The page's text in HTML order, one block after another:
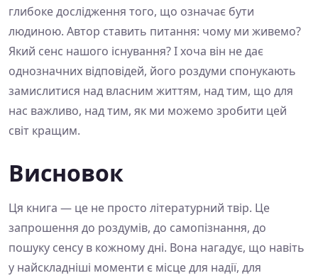
глибоке дослідження того, що означає бути
людиною. Автор ставить питання: чому ми живемо?
Який сенс нашого існування? І хоча він не дає
однозначних відповідей, його роздуми спонукають
замислитися над власним життям, над тим, що для
нас важливо, над тим, як ми можемо зробити цей
світ кращим.
Висновок
Ця книга — це не просто літературний твір. Це
запрошення до роздумів, до самопізнання, до
пошуку сенсу в кожному дні. Вона нагадує, що навіть
у найскладніші моменти є місце для надії, для